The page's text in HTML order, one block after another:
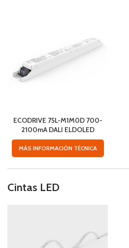
ECODRIVE 75L-M1M0D 700-
2100mA DALI ELDOLED
MÁS INFORMACIÓN TÉCNICA
Cintas LED